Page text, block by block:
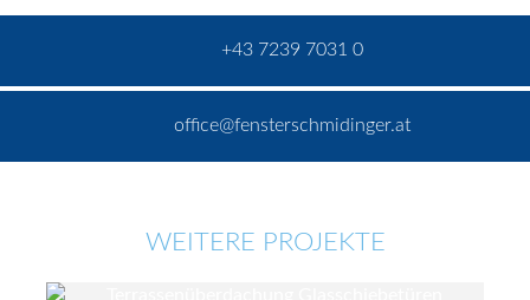
+43 7239 7031 0
office@fensterschmidinger.at
WEITERE PROJEKTE